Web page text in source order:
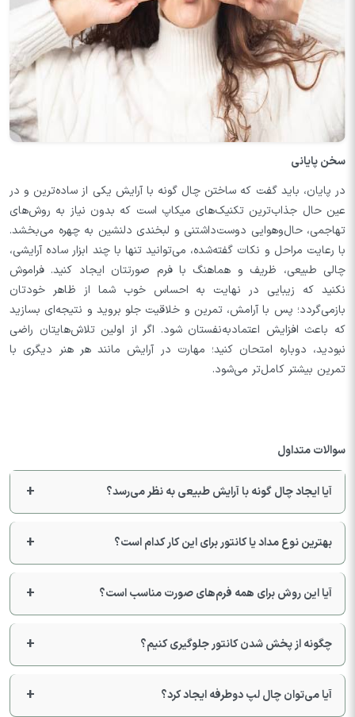
سخن پایانی
در پایان، باید گفت که ساختن چال گونه با آرایش یکی از ساده‌ترین و در
عین حال جذاب‌ترین تکنیک‌های میکاپ است که بدون نیاز به روش‌های
تهاجمی، حال‌وهوایی دوست‌داشتنی و لبخندی دلنشین به چهره می‌بخشد.
با رعایت مراحل و نکات گفته‌شده، می‌توانید تنها با چند ابزار ساده آرایشی،
چالی طبیعی، ظریف و هماهنگ با فرم صورتتان ایجاد کنید. فراموش
نکنید که زیبایی در نهایت به احساس خوب شما از ظاهر خودتان
بازمی‌گردد؛ پس با آرامش، تمرین و خلاقیت جلو بروید و نتیجه‌ای بسازید
که باعث افزایش اعتمادبه‌نفستان شود. اگر از اولین تلاش‌هایتان راضی
نبودید، دوباره امتحان کنید؛ مهارت در آرایش مانند هر هنر دیگری با
تمرین بیشتر کامل‌تر می‌شود.
سوالات متداول
آیا ایجاد چال گونه با آرایش طبیعی به نظر می‌رسد؟
بهترین نوع مداد یا کانتور برای این کار کدام است؟
آیا این روش برای همه فرم‌های صورت مناسب است؟
چگونه از پخش شدن کانتور جلوگیری کنیم؟
آیا می‌توان چال لپ دوطرفه ایجاد کرد؟